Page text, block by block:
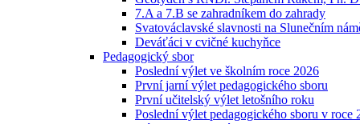
7.A a 7.B se zahradníkem do zahrady
Svatováclavské slavnosti na Slunečním
Deváťáci v cvičné kuchyňce
Pedagogický sbor
Poslední výlet ve školním roce 2026
První jarní výlet pedagogického sboru
První učitelský výlet letošního roku
Poslední výlet pedagogického sboru v roce